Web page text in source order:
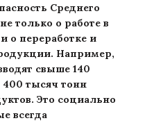
Среднего
только о работе в
о переработке и
Например,
свыше 140
400 тысяч тонн
Это социально
всегда